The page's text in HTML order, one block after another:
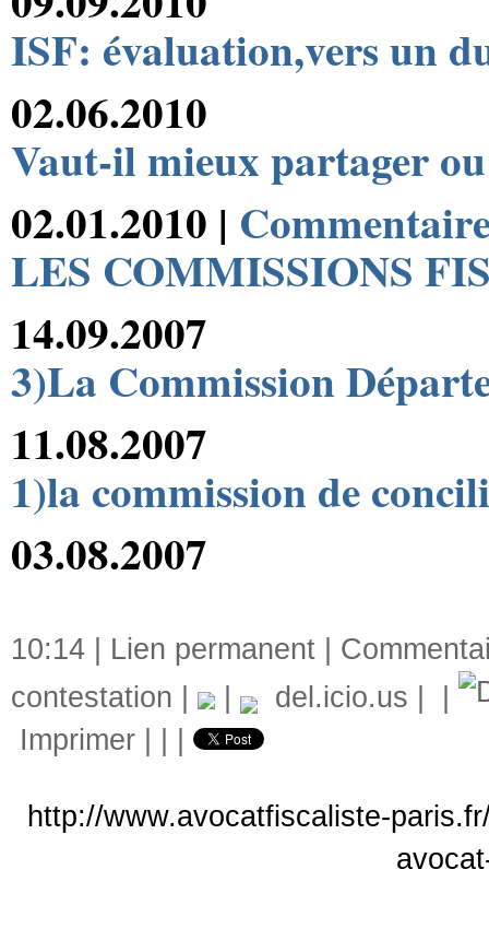
ISF: évaluation,vers un
02.06.2010
Vaut-il mieux partager
02.01.2010 |
LES COMMISSIONS
14.09.2007
3)La Commission
11.08.2007
1)la commission de
03.08.2007
10:14 | Lien permanent
contestation
del.icio.us
Imprimer
http://www.avocatfiscaliste-